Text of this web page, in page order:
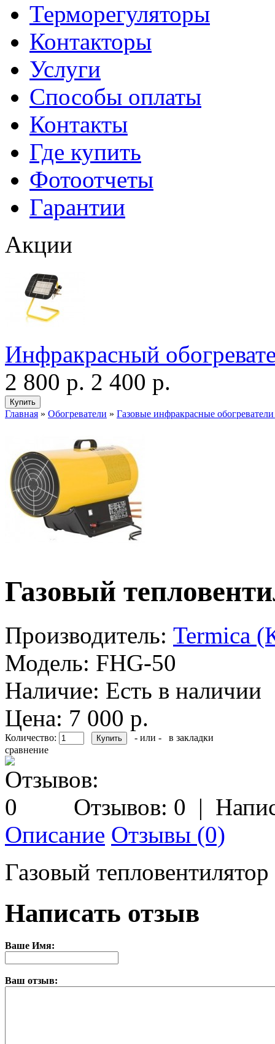
Терморегуляторы
Контакторы
Услуги
Способы оплаты
Контакты
Где купить
Фотоотчеты
Гарантии
Акции
Инфракрасный
2 800 р. 2 400 р.
Главная » Обогреватели » Газовые инфракрасные
Газовый
Производитель: Termica
Модель: FHG-50
Наличие: Есть в наличии
Цена: 7 000 р.
Количество: - или -
в закладки
сравнение
Отзывов: 0 |
Описание Отзывы (0)
Газовый
Написать отзыв
Ваше Имя:
Ваш отзыв: